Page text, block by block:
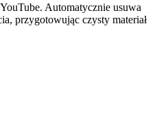
Automatycznie usuwa
przygotowując czysty materiał